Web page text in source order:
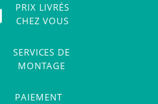
PRIX LIVRÉS
CHEZ VOUS
SERVICES DE
MONTAGE
PAIEMENT